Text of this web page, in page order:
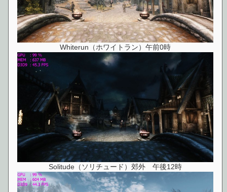
Whiterun（ホワイトラン）午前0時
Solitude（ソリチュード）郊外 午後12時